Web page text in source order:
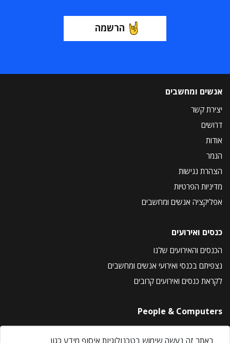
הרשמה
אנשים ומחשבים
יצירת קשר
דרושים
אודות
הנמר
הצהרת נגישות
מדיניות הפרטיות
אפליקציה אנשים ומחשבים
כנסים ואירועים
הכנסים והאירועים שלנו
נצפיתם בכנסי ואירועי אנשים ומחשבים
לקראת כנסים ואירועים קרובים
People & Computers
About Us
באתר זה נעשה שימוש בטכנולוגיות איסוף מידע כגון